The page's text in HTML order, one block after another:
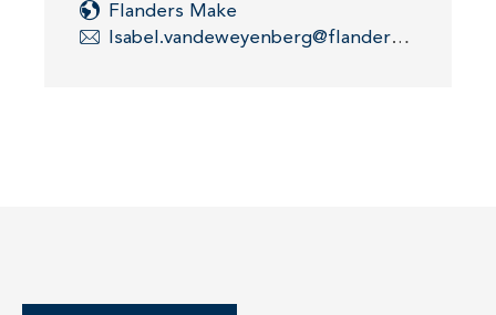
Flanders Make
Isabel.vandeweyenberg@flandersmake.be